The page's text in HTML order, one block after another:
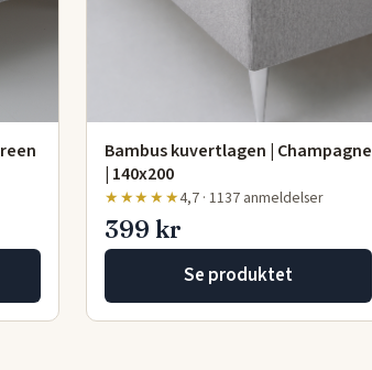
Bambus kuvertlagen | Champagne
| 140x200
★★★★★4,7 · 1137 anmeldelser
399 kr
Se produktet